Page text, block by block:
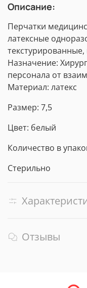
Описание:
Перчатки
латексные
Назначение:
персонала от
Материал: латекс
Размер: 7,5
Цвет: белый
Количество в
Стерильно
Отзывы